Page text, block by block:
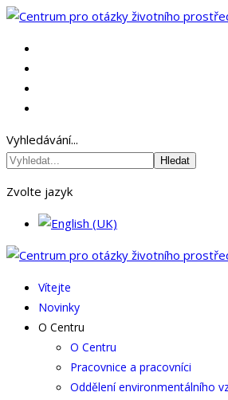
Vyhledávání...
Hledat
Zvolte jazyk
Vítejte
Novinky
O Centru
O Centru
Pracovnice a pracovníci
Oddělení environmentálního